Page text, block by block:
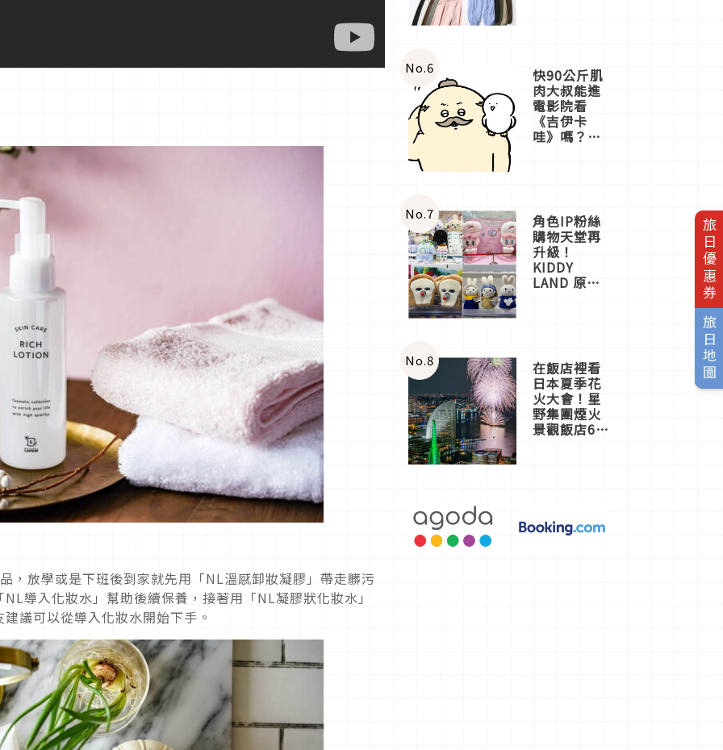
旅日優惠券
旅日地圖
，放學或是下班後到家就先用「NL溫感卸妝凝膠」帶走髒污
導入化妝水」幫助後續保養，接著用「NL凝膠狀化妝水」
議可以從導入化妝水開始下手。
No.6 快90公斤肌
肉大叔能進
電影院看
《吉伊卡
哇》嗎？日
一同給出了
答案
No.7 角色IP粉絲
購物天堂再
升級！
KIDDY
LAND 原宿
店3分即達
No.8 在飯店裡看
日本夏季花
火大會！星
野集團煙火
景觀飯店6